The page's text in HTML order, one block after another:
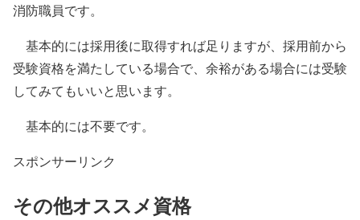
消防職員です。
基本的には採用後に取得すれば足りますが、採用前から
受験資格を満たしている場合で、余裕がある場合には受験
してみてもいいと思います。
基本的には不要です。
スポンサーリンク
その他オススメ資格